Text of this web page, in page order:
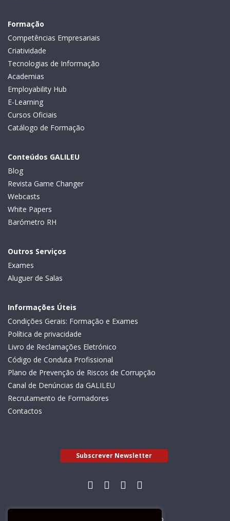
Formação
Competências Empresariais
Criatividade
Tecnologias de Informação
Academias
Employability Hub
E-Learning
Cursos Oficiais
Catálogo de Formação
Conteúdos GALILEU
Blog
Revista Game Changer
Webcasts
White Papers
Barómetro RH
Outros Serviços
Exames
Aluguer de Salas
Informações Úteis
Condições Gerais: Formação e Exames
Política de privacidade
Livro de Reclamações Eletrónico
Código de Conduta Profissional
Plano de Prevenção de Riscos de Corrupção
Canal de Denúncias da GALILEU
Recrutamento de Formadores
Contactos
Subscrever Newsletter
Livro de Reclamações Electrónico